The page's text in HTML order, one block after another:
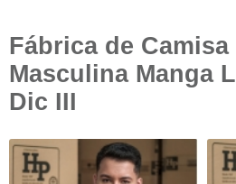
Fábrica de Camisa
Masculina Manga
Dic III